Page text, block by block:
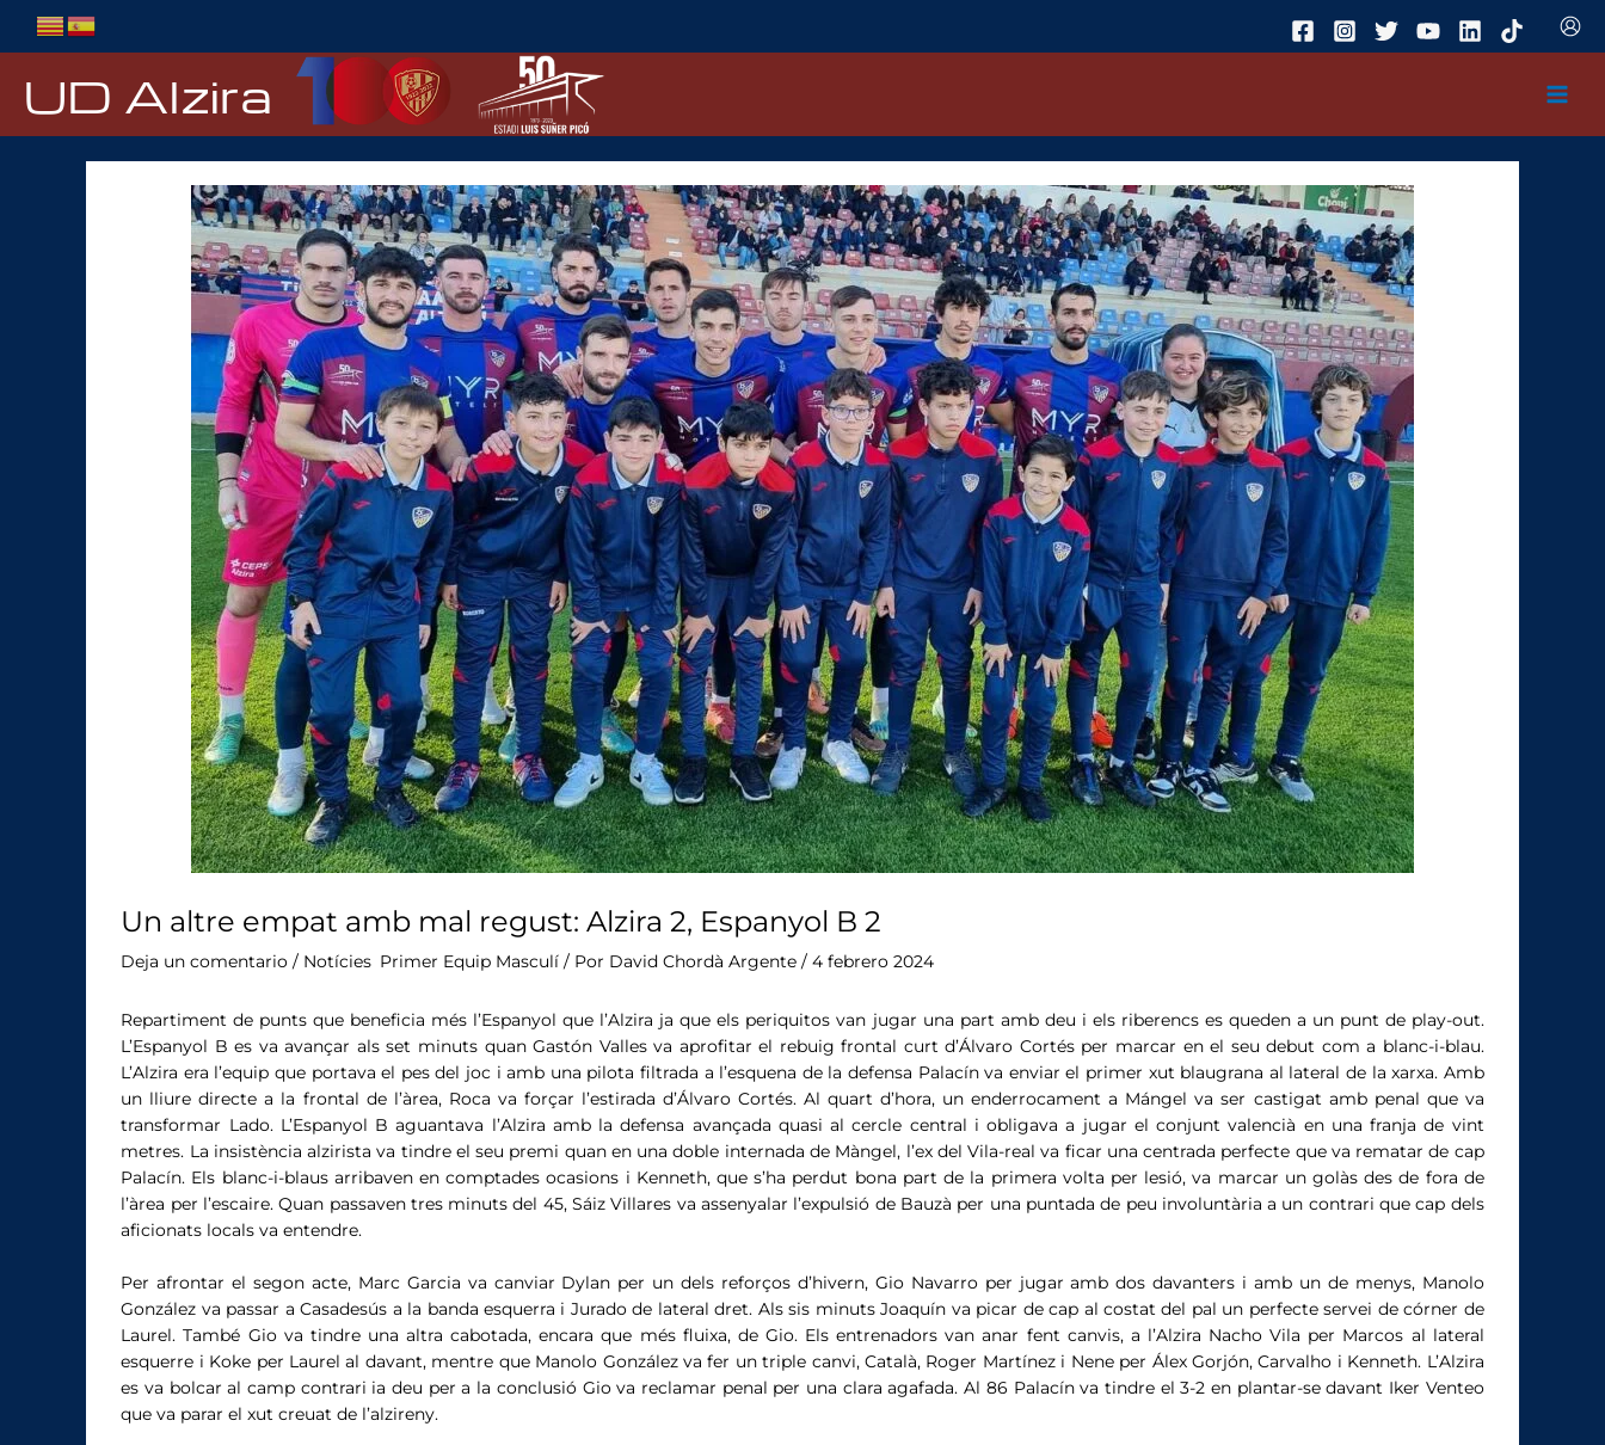
UD Alzira
Un altre empat amb mal regust: Alzira 2, Espanyol B 2
Deja un comentario / Notícies Primer Equip Masculí / Por David Chordà Argente/4 febrero 2024
Repartiment de punts que beneficia més l’Espanyol que l’Alzira ja que els periquitos van jugar una part amb deu i els riberencs es queden a un punt de play-out.
L’Espanyol B es va avançar als set minuts quan Gastón Valles va aprofitar el rebuig frontal curt d’Álvaro Cortés per marcar en el seu debut com a blanc-i-blau.
L’Alzira era l’equip que portava el pes del joc i amb una pilota filtrada a l’esquena de la defensa Palacín va enviar el primer xut blaugrana al lateral de la xarxa. Amb
un lliure directe a la frontal de l’àrea, Roca va forçar l’estirada d’Álvaro Cortés. Al quart d’hora, un enderrocament a Mángel va ser castigat amb penal que va
transformar Lado. L’Espanyol B aguantava l’Alzira amb la defensa avançada quasi al cercle central i obligava a jugar el conjunt valencià en una franja de vint
metres. La insistència alzirista va tindre el seu premi quan en una doble internada de Màngel, l’ex del Vila-real va ficar una centrada perfecte que va rematar de cap
Palacín. Els blanc-i-blaus arribaven en comptades ocasions i Kenneth, que s’ha perdut bona part de la primera volta per lesió, va marcar un golàs des de fora de
l’àrea per l’escaire. Quan passaven tres minuts del 45, Sáiz Villares va assenyalar l’expulsió de Bauzà per una puntada de peu involuntària a un contrari que cap dels
aficionats locals va entendre.
Per afrontar el segon acte, Marc Garcia va canviar Dylan per un dels reforços d’hivern, Gio Navarro per jugar amb dos davanters i amb un de menys, Manolo
González va passar a Casadesús a la banda esquerra i Jurado de lateral dret. Als sis minuts Joaquín va picar de cap al costat del pal un perfecte servei de córner de
Laurel. També Gio va tindre una altra cabotada, encara que més fluixa, de Gio. Els entrenadors van anar fent canvis, a l’Alzira Nacho Vila per Marcos al lateral
esquerre i Koke per Laurel al davant, mentre que Manolo González va fer un triple canvi, Català, Roger Martínez i Nene per Álex Gorjón, Carvalho i Kenneth. L’Alzira
es va bolcar al camp contrari ia deu per a la conclusió Gio va reclamar penal per una clara agafada. Al 86 Palacín va tindre el 3-2 en plantar-se davant Iker Venteo
que va parar el xut creuat de l’alzireny.